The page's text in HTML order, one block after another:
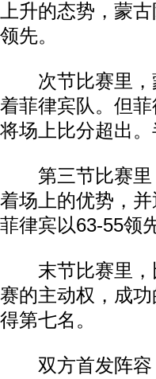
上升的态势，蒙
领先。
次节比赛里，
着菲律宾队。但
将场上比分超出
第三节比赛里
着场上的优势，
菲律宾以63-55领
末节比赛里，
赛的主动权，成
得第七名。
双方首发阵容